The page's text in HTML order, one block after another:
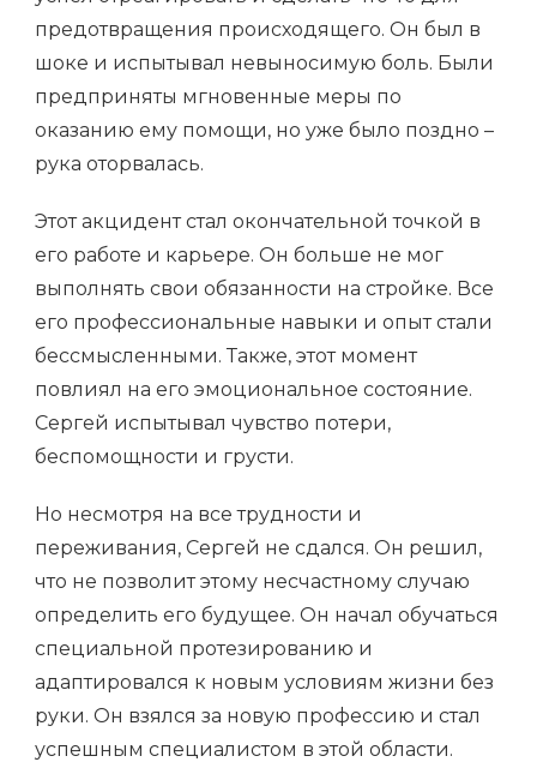
предотвращения происходящего. Он был в
шоке и испытывал невыносимую боль. Были
предприняты мгновенные меры по
оказанию ему помощи, но уже было поздно –
рука оторвалась.
Этот акцидент стал окончательной точкой в
его работе и карьере. Он больше не мог
выполнять свои обязанности на стройке. Все
его профессиональные навыки и опыт стали
бессмысленными. Также, этот момент
повлиял на его эмоциональное состояние.
Сергей испытывал чувство потери,
беспомощности и грусти.
Но несмотря на все трудности и
переживания, Сергей не сдался. Он решил,
что не позволит этому несчастному случаю
определить его будущее. Он начал обучаться
специальной протезированию и
адаптировался к новым условиям жизни без
руки. Он взялся за новую профессию и стал
успешным специалистом в этой области.